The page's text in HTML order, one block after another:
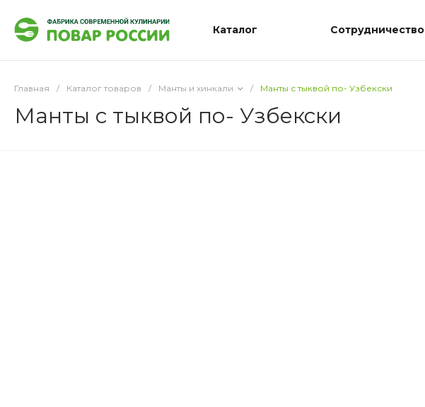
Каталог Сотрудничество
Главная / Каталог товаров / Манты и хинкали / Манты с тыквой по- Узбекски
Манты с тыквой по- Узбекски